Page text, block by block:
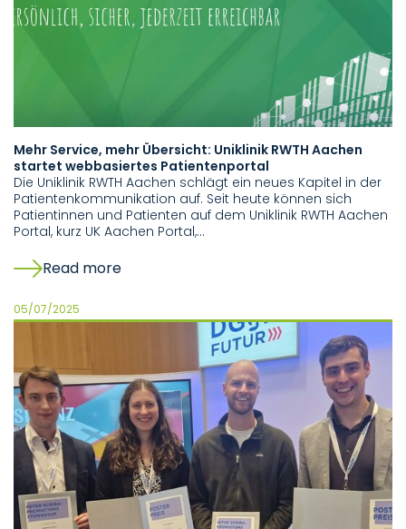
Mehr Service, mehr Übersicht: Uniklinik RWTH Aachen
startet webbasiertes Patientenportal
Die Uniklinik RWTH Aachen schlägt ein neues Kapitel in der
Patientenkommunikation auf. Seit heute können sich
Patientinnen und Patienten auf dem Uniklinik RWTH Aachen
Portal, kurz UK Aachen Portal,…
Read more
05/07/2025